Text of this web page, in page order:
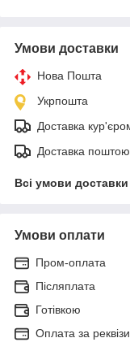
Умови доставки
Нова Пошта
Укрпошта
Доставка
Доставка поштою
Всі умови доставки
Умови оплати
Пром-оплата
Післяплата
Готівкою
Оплата за